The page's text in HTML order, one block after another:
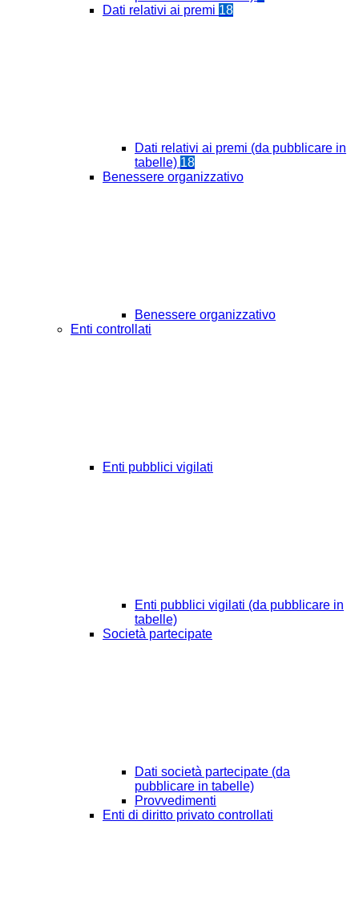
Dati relativi ai premi 18
Dati relativi ai premi (da pubblicare in
tabelle) 18
Benessere organizzativo
Benessere organizzativo
Enti controllati
Enti pubblici vigilati
Enti pubblici vigilati (da pubblicare in
tabelle)
Società partecipate
Dati società partecipate (da
pubblicare in tabelle)
Provvedimenti
Enti di diritto privato controllati